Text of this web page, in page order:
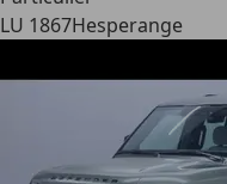
LU 1867Hesperange